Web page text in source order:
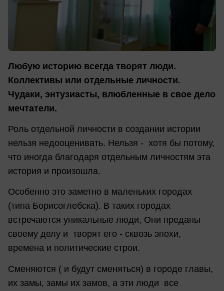
Любую историю всегда творят люди.
Коллективы или отдельные личности.
Чудаки, энтузиасты, влюбленные в свое дело
мечтатели.
Роль отдельной личности в создании истории
нельзя недооценивать. Нельзя - хотя бы потому,
что иногда благодаря отдельным личностям эта
история и произошла.
Особенно это заметно в маленьких городах
(типа Борисоглебска). В таких городах
встречаются уникальные люди, Они преданы
своему делу и творят его - сквозь эпохи,
времена и политические строи.
Сменяются ( и будут сменяться) в городе главы,
их замы, замы их замов, а эти люди все